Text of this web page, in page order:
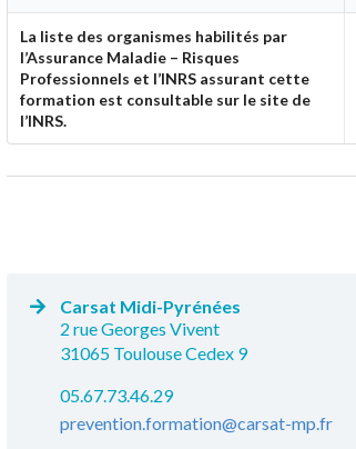
La liste des organismes habilités par
l’Assurance Maladie – Risques
Professionnels et l’INRS assurant cette
formation est consultable sur le site de
l’INRS.
Carsat Midi-Pyrénées
2 rue Georges Vivent
31065 Toulouse Cedex 9
05.67.73.46.29
prevention.formation@carsat-mp.fr